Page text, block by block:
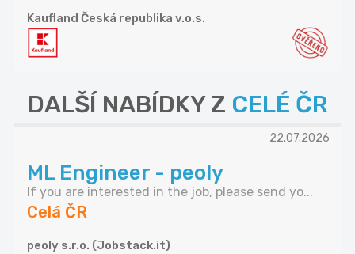
Kaufland Česká republika v.o.s.
DALŠÍ NABÍDKY Z CELÉ ČR
22.07.2026
ML Engineer - peoly
If you are interested in the job, please send yo...
Celá ČR
peoly s.r.o. (Jobstack.it)